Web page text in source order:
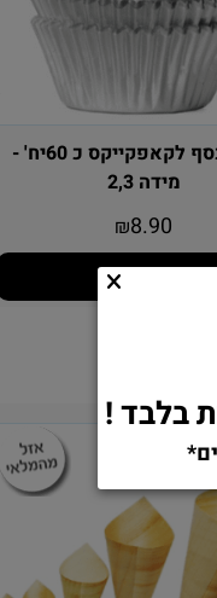
מנג'ט כסף לקאפקייקס כ 60יח' -
מידה 2,3
₪8.90
הוסף לסל
בלבד !